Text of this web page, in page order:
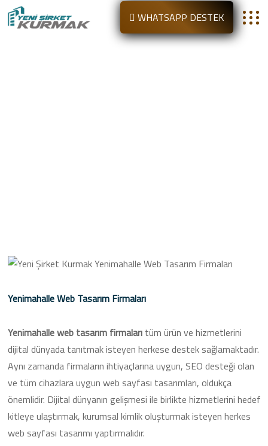
WHATSAPP DESTEK
Yenimahalle Web Tasarım Firmaları
Yenimahalle web tasarım firmaları tüm ürün ve hizmetlerini
dijital dünyada tanıtmak isteyen herkese destek sağlamaktadır.
Aynı zamanda firmaların ihtiyaçlarına uygun, SEO desteği olan
ve tüm cihazlara uygun web sayfası tasarımları, oldukça
önemlidir. Dijital dünyanın gelişmesi ile birlikte hizmetlerini hedef
kitleye ulaştırmak, kurumsal kimlik oluşturmak isteyen herkes
web sayfası tasarımı yaptırmalıdır.